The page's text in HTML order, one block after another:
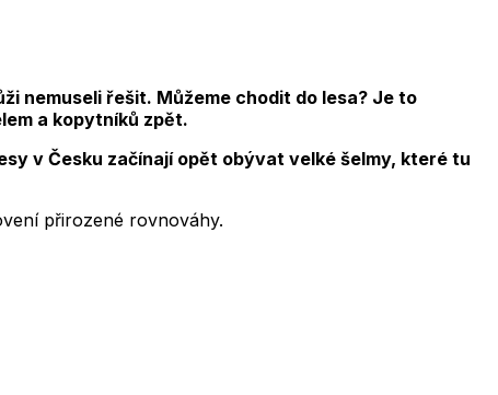
nemuseli řešit. Můžeme chodit do lesa? Je to
a kopytníků zpět.
v Česku začínají opět obývat velké šelmy, které tu
přirozené rovnováhy.